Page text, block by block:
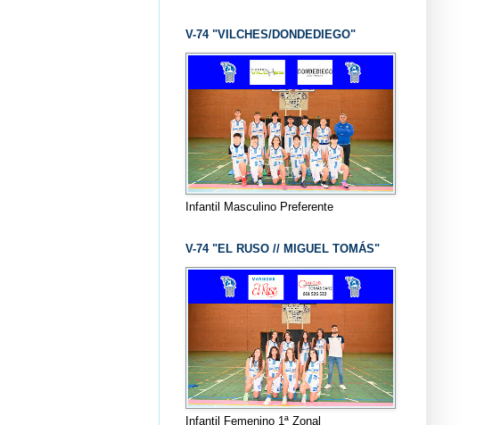
V-74 "VILCHES/DONDEDIEGO"
Infantil Masculino Preferente
V-74 "EL RUSO // MIGUEL TOMÁS"
Infantil Femenino 1ª Zonal